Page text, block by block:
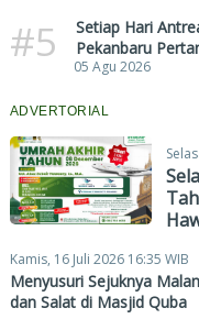
#5
Setiap Hari
Pekanbaru
05 Agu 2026
ADVERTORIAL
Kamis, 16 Juli 2026 16:35 WIB
Menyusuri Sejuknya
dan Salat di Masjid Quba